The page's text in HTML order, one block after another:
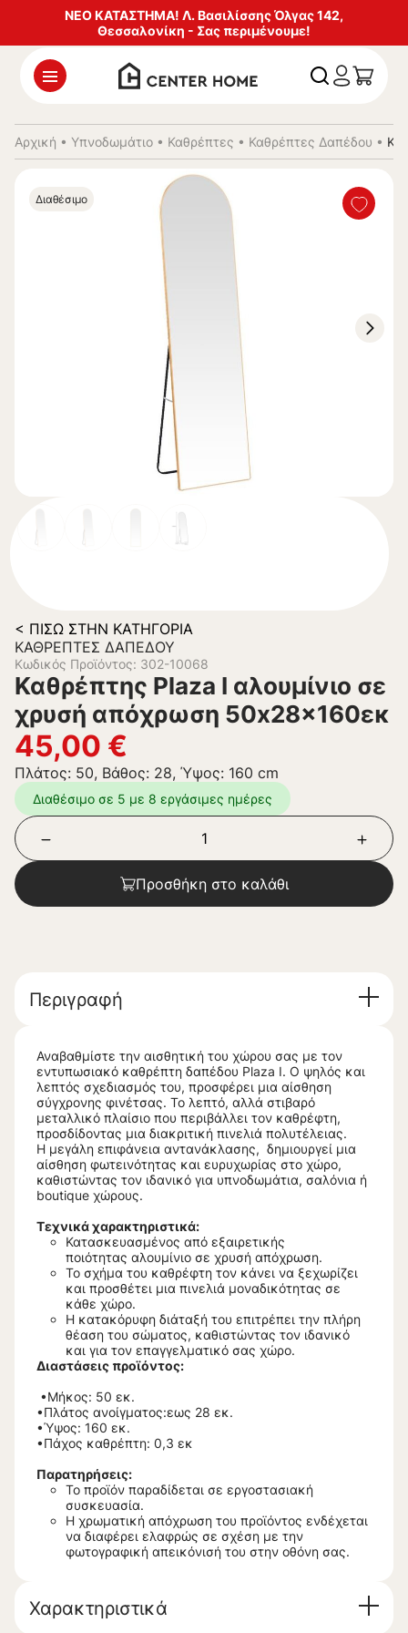
ΝΕΟ ΚΑΤΑΣΤΗΜΑ! Λ. Βασιλίσσης Όλγας 142,
Θεσσαλονίκη - Σας περιμένουμε!
Αρχική • Υπνοδωμάτιο • Καθρέπτες • Καθρέπτες Δαπέδου •
Διαθέσιμο
< ΠΊΣΩ ΣΤΗΝ ΚΑΤΗΓΟΡΊΑ
ΚΑΘΡΈΠΤΕΣ ΔΑΠΈΔΟΥ
Κωδικός Προϊόντος: 302-10068
Καθρέπτης Plaza I αλουμίνιο σε
χρυσή απόχρωση 50x28x160εκ
45,00 €
Πλάτος: 50, Βάθος: 28, Ύψος: 160 cm
Διαθέσιμο σε 5 με 8 εργάσιμες ημέρες
Προσθήκη στο καλάθι
Περιγραφή
Αναβαθμίστε την αισθητική του χώρου σας με τον
εντυπωσιακό καθρέπτη δαπέδου Plaza I. Ο ψηλός και
λεπτός σχεδιασμός του, προσφέρει μια αίσθηση
σύγχρονης φινέτσας. Το λεπτό, αλλά στιβαρό
μεταλλικό πλαίσιο που περιβάλλει τον καθρέφτη,
προσδίδοντας μια διακριτική πινελιά πολυτέλειας.
Η μεγάλη επιφάνεια αντανάκλασης, δημιουργεί μια
αίσθηση φωτεινότητας και ευρυχωρίας στο χώρο,
καθιστώντας τον ιδανικό για υπνοδωμάτια, σαλόνια ή
boutique χώρους.
Τεχνικά χαρακτηριστικά:
Κατασκευασμένος από εξαιρετικής
ποιότητας αλουμίνιο σε χρυσή απόχρωση.
Το σχήμα του καθρέφτη τον κάνει να ξεχωρίζει
και προσθέτει μια πινελιά μοναδικότητας σε
κάθε χώρο.
Η κατακόρυφη διάταξή του επιτρέπει την πλήρη
θέαση του σώματος, καθιστώντας τον ιδανικό
και για τον επαγγελματικό σας χώρο.
Διαστάσεις προϊόντος:
•Μήκος: 50 εκ.
•Πλάτος ανοίγματος:εως 28 εκ.
•Ύψος: 160 εκ.
•Πάχος καθρέπτη: 0,3 εκ
Παρατηρήσεις:
Το προϊόν παραδίδεται σε εργοστασιακή
συσκευασία.
Η χρωματική απόχρωση του προϊόντος ενδέχεται
να διαφέρει ελαφρώς σε σχέση με την
φωτογραφική απεικόνισή του στην οθόνη σας.
Χαρακτηριστικά